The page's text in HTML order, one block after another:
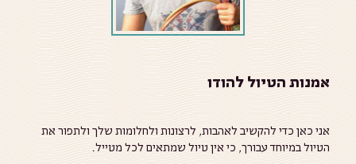
אמנות הטיול להודו
אני כאן כדי להקשיב לאהבות, לרצונות ולחלומות שלך ולתפור את
הטיול במיוחד עבורך, כי אין טיול שמתאים לכל מטייל.